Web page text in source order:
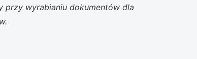
przy wyrabianiu dokumentów dla